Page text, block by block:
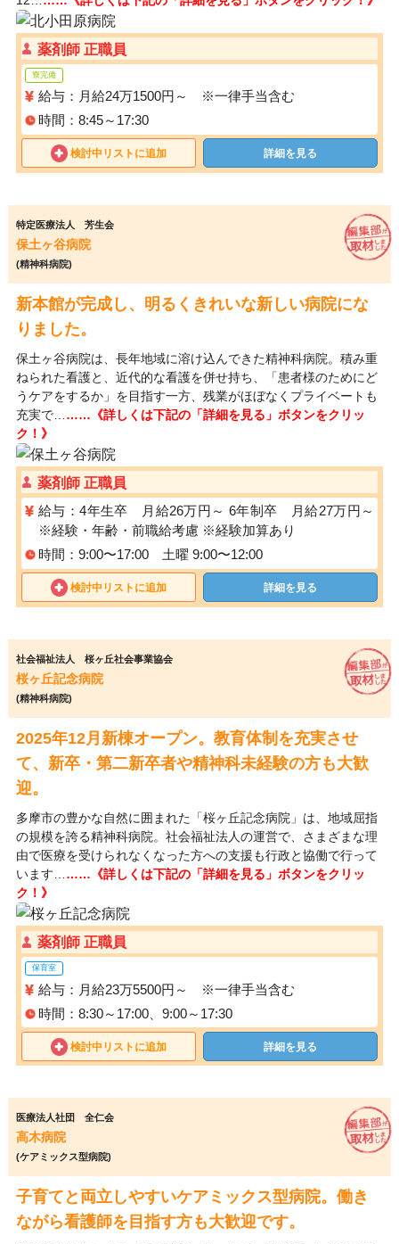
薬剤師 正職員
寮完備
給与：月給24万1500円～ ※一律手当含む
時間：8:45～17:30
検討中リストに追加 詳細を見る
特定医療法人 芳生会
保土ヶ谷病院
(精神科病院)
新本館が完成し、明るくきれいな新しい病院にな
りました。
保土ヶ谷病院は、長年地域に溶け込んできた精神科病院。積み重
ねられた看護と、近代的な看護を併せ持ち、「患者様のためにど
うケアをするか」を目指す一方、残業がほぼなくプライベートも
充実で… ……《詳しくは下記の「詳細を見る」ボタンをクリッ
ク！》
薬剤師 正職員
給与：4年生卒 月給26万円～ 6年制卒 月給27万円～
※経験・年齢・前職給考慮 ※経験加算あり
時間：9:00〜17:00 土曜 9:00〜12:00
検討中リストに追加 詳細を見る
社会福祉法人 桜ヶ丘社会事業協会
桜ヶ丘記念病院
(精神科病院)
2025年12月新棟オープン。教育体制を充実させ
て、新卒・第二新卒者や精神科未経験の方も大歓
迎。
多摩市の豊かな自然に囲まれた「桜ヶ丘記念病院」は、地域屈指
の規模を誇る精神科病院。社会福祉法人の運営で、さまざまな理
由で医療を受けられなくなった方への支援も行政と協働で行って
います… ……《詳しくは下記の「詳細を見る」ボタンをクリッ
ク！》
薬剤師 正職員
保育室
給与：月給23万5500円～ ※一律手当含む
時間：8:30～17:00、9:00～17:30
検討中リストに追加 詳細を見る
医療法人社団 全仁会
高木病院
(ケアミックス型病院)
子育てと両立しやすいケアミックス型病院。働き
ながら看護師を目指す方も大歓迎です。